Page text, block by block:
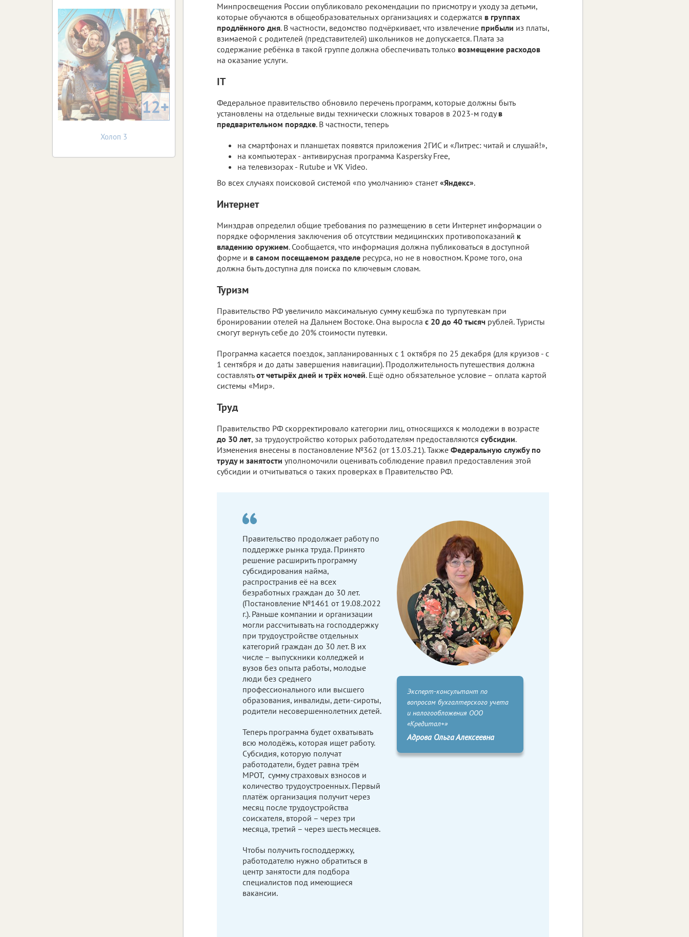
Минпросвещения России опубликовало рекомендации по присмотру и уходу за детьми,
которые обучаются в общеобразовательных организациях и содержатся в группах
продлённого дня. В частности, ведомство подчёркивает, что извлечение прибыли из платы,
взимаемой с родителей (представителей) школьников не допускается. Плата за
содержание ребёнка в такой группе должна обеспечивать только возмещение расходов
на оказание услуги.
IT
Федеральное правительство обновило перечень программ, которые должны быть
установлены на отдельные виды технически сложных товаров в 2023-м годув
предварительном порядке. В частности, теперь
на смартфонах и планшетах появятся приложения 2ГИС и «Литрес: читай и слушай!»,
на компьютерах - антивирусная программа Kaspersky Free,
на телевизорах - Rutube и VK Video.
Во всех случаях поисковой системой «по умолчанию» станет«Яндекс».
Интернет
Минздрав определил общие требования по размещению в сети Интернет информации о
порядке оформления заключения об отсутствии медицинских противопоказаний к
владению оружием. Сообщается, что информация должна публиковаться в доступной
форме и в самом посещаемом разделе ресурса, но не в новостном. Кроме того, она
должна быть доступна для поиска по ключевым словам.
Туризм
Правительство РФ увеличило максимальную сумму кешбэка по турпутевкам при
бронировании отелей на Дальнем Востоке. Она выросла с 20 до 40 тысяч рублей. Туристы
смогут вернуть себе до 20% стоимости путевки.
Программа касается поездок, запланированных с 1 октября по 25 декабря (для круизов - с
1 сентября и до даты завершения навигации). Продолжительность путешествия должна
составлятьот четырёх дней и трёх ночей. Ещё одно обязательное условие – оплата картой
системы «Мир».
Труд
Правительство РФ скорректировало категории лиц, относящихся к молодежи в возрасте
до 30 лет, за трудоустройство которых работодателям предоставляются субсидии.
Изменения внесены в постановление №362 (от 13.03.21). Также Федеральную службу по
труду и занятости уполномочили оценивать соблюдение правил предоставления этой
субсидии и отчитываться о таких проверках в Правительство РФ.
Правительство продолжает работу по
поддержке рынка труда. Принято
решение расширить программу
субсидирования найма,
распространив её на всех
безработных граждан до 30 лет.
(Постановление №1461 от 19.08.2022
г.). Раньше компании и организации
могли рассчитывать на господдержку
при трудоустройстве отдельных
категорий граждан до 30 лет. В их
числе – выпускники колледжей и
вузов без опыта работы, молодые
люди без среднего
профессионального или высшего
образования, инвалиды, дети-сироты,
родители несовершеннолетних детей.
Теперь программа будет охватывать
всю молодёжь, которая ищет работу.
Субсидия, которую получат
работодатели, будет равна трём
МРОТ, сумму страховых взносов и
количество трудоустроенных. Первый
платёж организация получит через
месяц после трудоустройства
соискателя, второй – через три
месяца, третий – через шесть месяцев.
Чтобы получить господдержку,
работодателю нужно обратиться в
центр занятости для подбора
специалистов под имеющиеся
вакансии.
Эксперт-консультант по
вопросам бухгалтерского учета
и налогообложения ООО
«Кредитал+»
Адрова Ольга Алексеевна
12+
Холоп 3